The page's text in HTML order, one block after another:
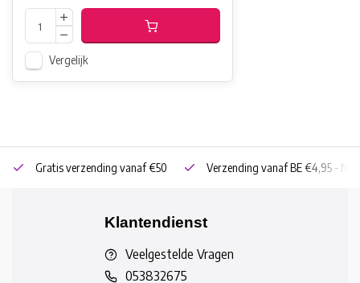
Vergelijk
Gratis verzending vanaf €50 Verzending vanaf BE €4,95 - NL
Klantendienst
Veelgestelde Vragen
053832675